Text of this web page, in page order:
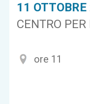
11
CENTRO
ore 11